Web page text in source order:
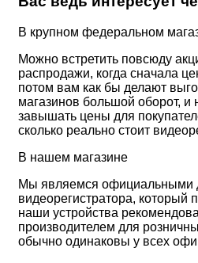
В крупном федеральном
Можно встретить повсюду
распродажи, когда сначала
потом вам как бы делают
магазинов большой оборот, и
завышать цены для
сколько реально стоит
В нашем магазине
Мы являемся официальными
видеорегистратора,
наши устройства
производителем для
обычно одинаковы у всех